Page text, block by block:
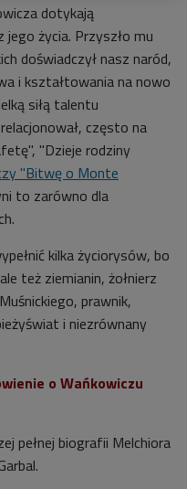
dotykają
życia. Przyszło mu
doświadczył nasz naród,
i kształtowania na nowo
siłą talentu
często na
"Dzieje rodziny
"Bitwę o Monte
to zarówno dla
kilka życiorysów, bo
też ziemianin, żołnierz
prawnik,
i niezrównany
o Wańkowiczu
pełnej biografii Melchiora